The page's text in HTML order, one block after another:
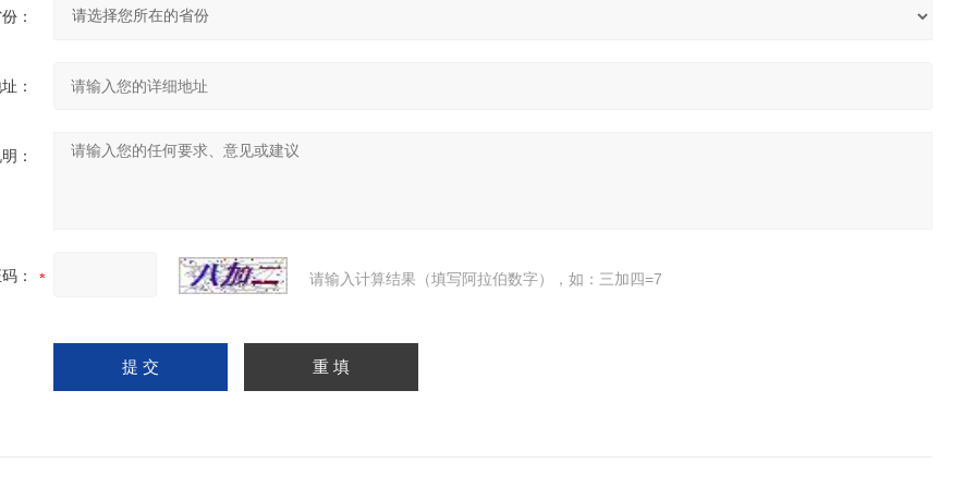
：
：
：
： 请输入计算结果（填写阿拉伯数字），如：三加四=7